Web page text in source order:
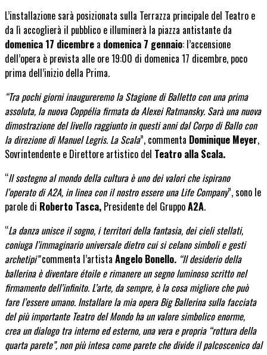
L’installazione sarà posizionata sulla Terrazza principale del Teatro e
da lì accoglierà il pubblico e illuminerà la piazza antistante da
domenica 17 dicembre a domenica 7 gennaio: l’accensione
dell’opera è prevista alle ore 19:00 di domenica 17 dicembre, poco
prima dell’inizio della Prima.
“Tra pochi giorni inaugureremo la Stagione di Balletto con una prima
assoluta, la nuova Coppélia firmata da Alexei Ratmansky. Sarà una nuova
dimostrazione del livello raggiunto in questi anni dal Corpo di Ballo con
la direzione di Manuel Legris. La Scala”, commenta Dominique Meyer,
Sovrintendente e Direttore artistico del Teatro alla Scala.
“Il sostegno al mondo della cultura è uno dei valori che ispirano
l’operato di A2A, in linea con il nostro essere una Life Company”, sono le
parole di Roberto Tasca, Presidente del GruppoA2A.
“La danza unisce il sogno, i territori della fantasia, dei cieli stellati,
coniuga l’immaginario universale dietro cui si celano simboli e gesti
archetipi”commenta l’artista Angelo Bonello. “Il desiderio della
ballerina è diventare étoile e rimanere un segno luminoso scritto nel
firmamento dell’infinito. L’arte, da sempre, è la cosa migliore che può
fare l’essere umano. Installare la mia opera Big Ballerina sulla facciata
del più importante Teatro del Mondo ha un valore simbolico enorme,
crea un dialogo tra interno ed esterno, una vera e propria “rottura della
quarta parete”, non più intesa come parete che divide il palcoscenico dal